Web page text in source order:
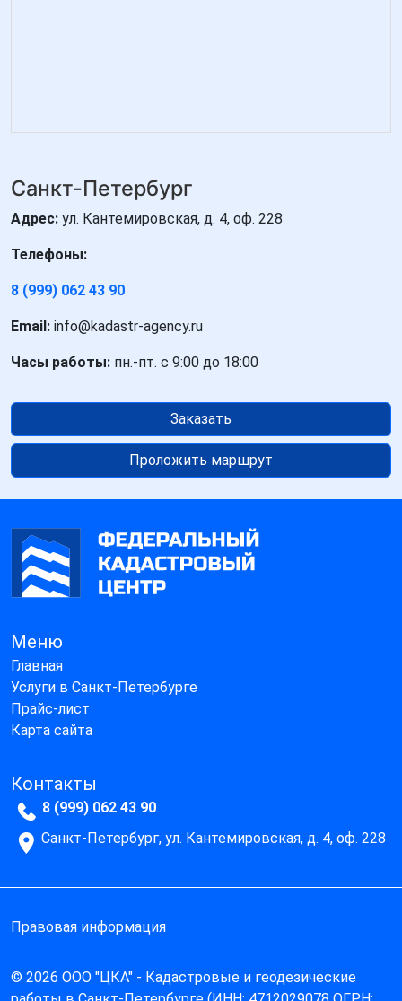
Санкт-Петербург
Адрес: ул. Кантемировская, д. 4, оф. 228
Телефоны:
8 (999) 062 43 90
Email: info@kadastr-agency.ru
Часы работы: пн.-пт. с 9:00 до 18:00
Заказать
Проложить маршрут
Меню
Главная
Услуги в Санкт-Петербурге
Прайс-лист
Карта сайта
Контакты
8 (999) 062 43 90
Санкт-Петербург, ул. Кантемировская, д. 4, оф. 228
© 2026 ООО "ЦКА" - Кадастровые и геодезические
Правовая информация